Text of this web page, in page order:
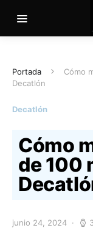
Portada
Cómo
Decatlón
Decatlón
Cómo
de 100
junio 24, 2024